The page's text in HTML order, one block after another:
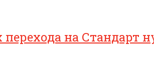
на Стандарт